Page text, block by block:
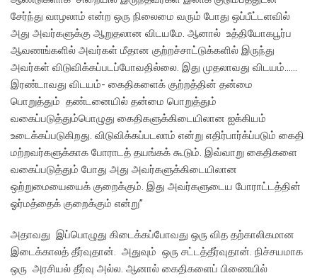
சேர்ந்து வாழலாம் என்ற ஒரு நிலைமை வரும் போது ஒப்பீட்டளவில்
அது அவர்களுக்கு ஆறுதலான விடயமே. ஆனால் உத்தியோகபூர்ப
ஆவணங்களில் அவர்கள் மீதான குற்றச்சாட்டுக்களில் இருந்து
அவர்கள் விடுவிக்கப்படப்போவதில்லை. இது முதலாவது விடயம்……
இரண்டாவது விடயம்- கைதிகளைக் குற்றத்தின் தன்மை
பொறுத்தும் தண்டனையில் தன்மை பொறுத்தும்
வகைப்படுத்தும்பொழுது கைதிகளுக்கிடையிலான ஐக்கியம்
உடைக்கப்படுகிறது. விடுவிக்கப்படலாம் என்று எதிர்பார்க்ப்படும் கைதி
மற்றவர்களுக்காக போராடத் தயங்கக் கூடும். இவ்வாறு கைதிகளை
வகைப்படுத்தும் போது அது அவர்களுக்கிடையிலான
ஒற்றுமையையைக் குறைக்கும். இது அவர்களுடைய போராட்டத்தின்
ஓர்மத்தைக் குறைக்கும் என்று”
அதாவது இப்பொழுது கிடைக்கப்போவது ஒரு வித தற்காலிகமான
இடைக்காலத் தீர்வுதான். அதுவும் ஒரு சட்டத்தீர்வுதான். நிச்சயமாக
ஒரு அரசியல் தீர்வு அல்ல. ஆனால் கைதிகளைப் பிணையில்